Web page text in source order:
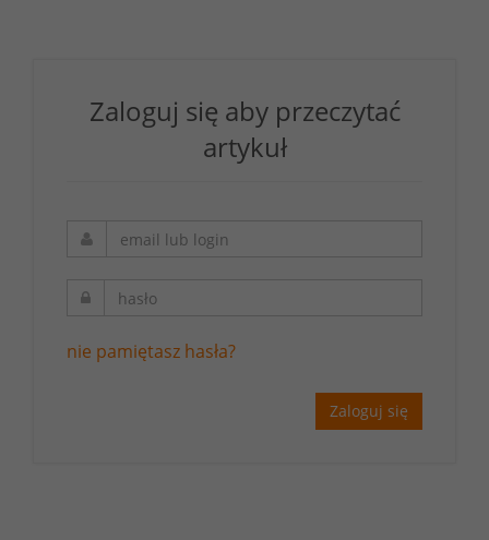
Zaloguj się aby przeczytać
artykuł
nie pamiętasz hasła?
Zaloguj się